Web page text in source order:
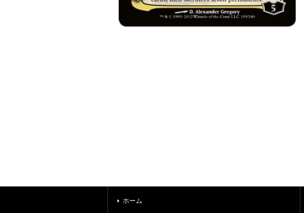
ホーム